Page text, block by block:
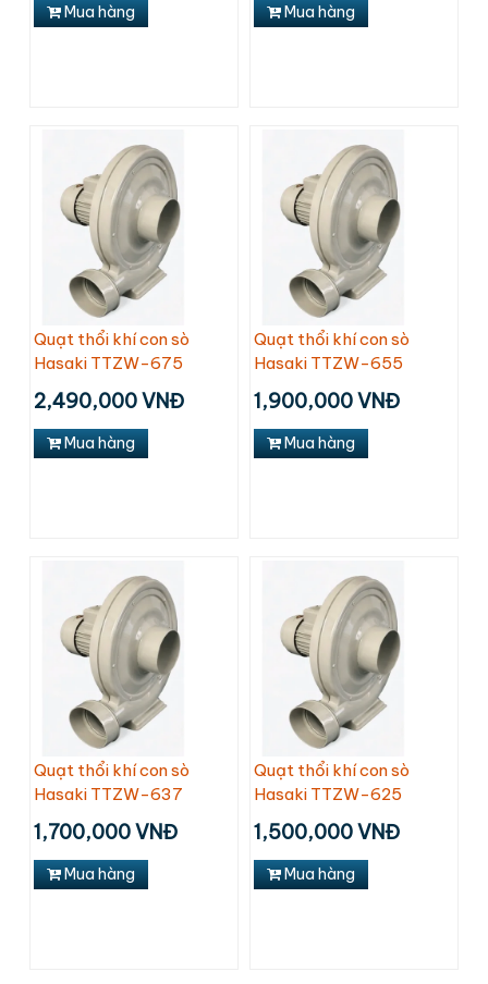
Mua hàng Mua hàng
Quạt thổi khí con sò
Hasaki TTZW-675
2,490,000 VNĐ
Mua hàng
Quạt thổi khí con sò
Hasaki TTZW-655
1,900,000 VNĐ
Mua hàng
Quạt thổi khí con sò
Hasaki TTZW-637
1,700,000 VNĐ
Mua hàng
Quạt thổi khí con sò
Hasaki TTZW-625
1,500,000 VNĐ
Mua hàng